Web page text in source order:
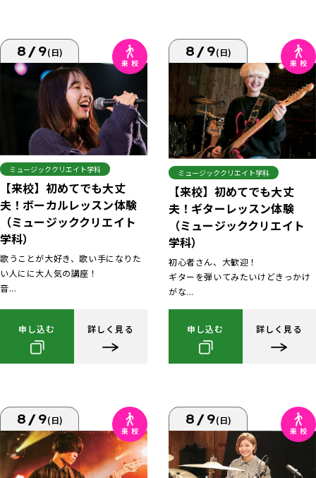
8/9(日)
ミュージッククリエイト学科
【来校】初めてでも大丈
夫！ボーカルレッスン体験
（ミュージッククリエイト
学科）
歌うことが大好き、歌い手になりた
い人にに大人気の講座！
音...
申し込む 詳しく見る
8/9(日)
ミュージッククリエイト学科
【来校】初めてでも大丈
夫！ギターレッスン体験
（ミュージッククリエイト
学科）
初心者さん、大歓迎！
ギターを弾いてみたいけどきっかけ
がな...
申し込む 詳しく見る
8/9(日) 8/9(日)